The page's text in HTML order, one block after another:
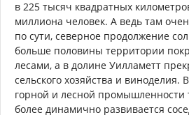
в 225 тысяч квадратных
миллиона человек. А ведь там
по сути, северное продолжение
больше половины территории
лесами, а в долине Уилламетт
сельского хозяйства и виноделия.
горной и лесной
более динамично развивается